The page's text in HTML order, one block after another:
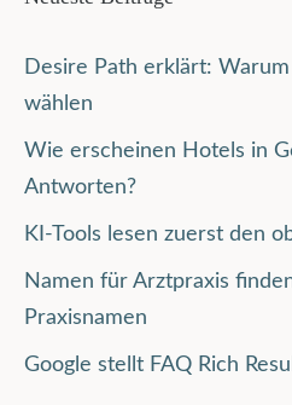
Desire Path erklärt:
wählen
Wie erscheinen Hotels in
Antworten?
KI-Tools lesen zuerst den
Namen für Arztpraxis
Praxisnamen
Google stellt FAQ Rich